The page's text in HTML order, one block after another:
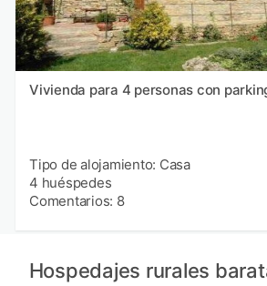
Vivienda para 4 personas con
Tipo de alojamiento: Casa
4 huéspedes
Comentarios: 8
Hospedajes rurales